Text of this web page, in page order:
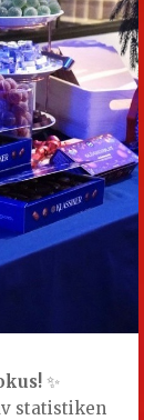
✨
statistiken